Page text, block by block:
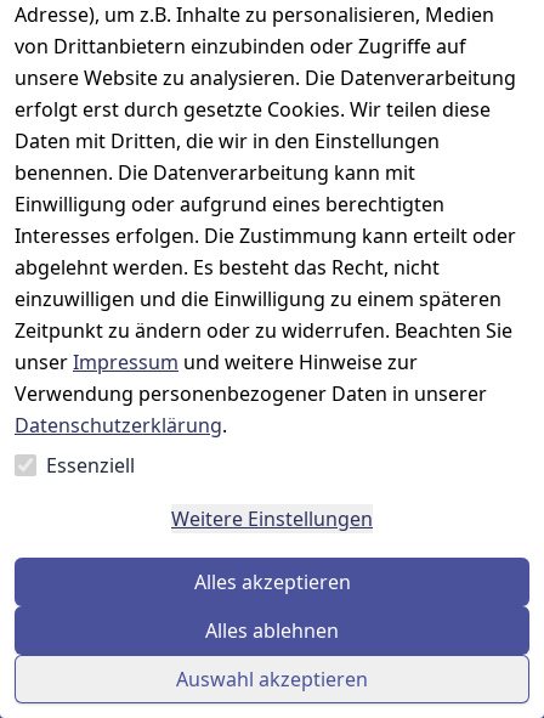
Adresse), um z.B. Inhalte zu personalisieren, Medien
von Drittanbietern einzubinden oder Zugriffe auf
unsere Website zu analysieren. Die Datenverarbeitung
erfolgt erst durch gesetzte Cookies. Wir teilen diese
Daten mit Dritten, die wir in den Einstellungen
benennen. Die Datenverarbeitung kann mit
Einwilligung oder aufgrund eines berechtigten
Interesses erfolgen. Die Zustimmung kann erteilt oder
abgelehnt werden. Es besteht das Recht, nicht
einzuwilligen und die Einwilligung zu einem späteren
Zeitpunkt zu ändern oder zu widerrufen. Beachten Sie
unserImpressum und weitere Hinweise zur
Verwendung personenbezogener Daten in unserer
Datenschutzerklärung.
Essenziell
Weitere Einstellungen
Alles akzeptieren
Alles ablehnen
Auswahl akzeptieren
Rechtliches
AGB
Datenschutze
Barrierefreihe
itserklärung
Widerrufsbele
hrung
Retoureninfo
Vertrag
widerrufen
Kontakt
Prilux Print
Solutions
Wilhem-
Leuschner-Str.
19
D-63322
Rödermark
Tel.: 06074
Email:
info@prilux-
Support
Hersteller
Druckqualität
Wartungskit
Roller-
Diagramm
Ersatzteile
aus eigenen
Lagerbestand
Zahlung
und
Versand
Versandpausc
hale 5,95
© Prilux Online Shop 2026